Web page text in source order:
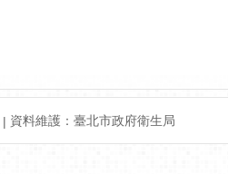
資料維護：臺北市政府衛生局